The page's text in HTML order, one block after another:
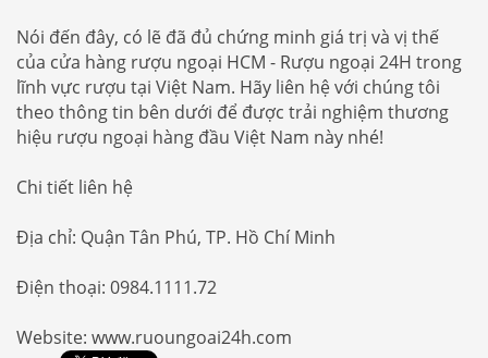
Nói đến đây, có lẽ đã đủ chứng minh giá trị và vị thế
của cửa hàng rượu ngoại HCM - Rượu ngoại 24H trong
lĩnh vực rượu tại Việt Nam. Hãy liên hệ với chúng tôi
theo thông tin bên dưới để được trải nghiệm thương
hiệu rượu ngoại hàng đầu Việt Nam này nhé!
Chi tiết liên hệ
Địa chỉ: Quận Tân Phú, TP. Hồ Chí Minh
Điện thoại: 0984.1111.72
Website: www.ruoungoai24h.com